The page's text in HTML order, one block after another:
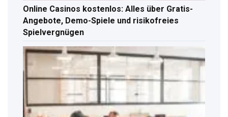
Online Casinos kostenlos: Alles über Gratis-
Angebote, Demo-Spiele und risikofreies
Spielvergnügen